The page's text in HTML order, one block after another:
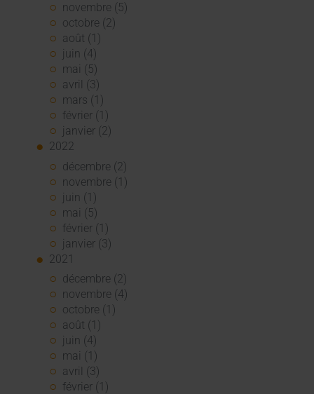
novembre (5)
octobre (2)
août (1)
juin (4)
mai (5)
avril (3)
mars (1)
février (1)
janvier (2)
2022
décembre (2)
novembre (1)
juin (1)
mai (5)
février (1)
janvier (3)
2021
décembre (2)
novembre (4)
octobre (1)
août (1)
juin (4)
mai (1)
avril (3)
février (1)